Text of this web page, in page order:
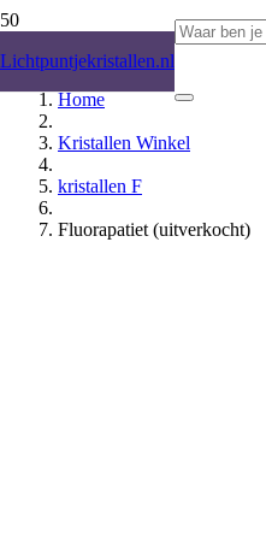
Lichtpuntjekristallen.nl
Home
Kristallen Winkel
kristallen F
Fluorapatiet (uitverkocht)